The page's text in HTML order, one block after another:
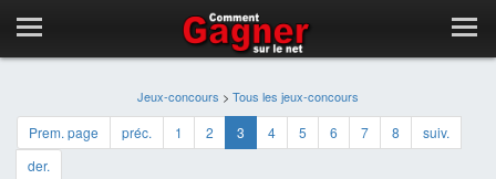
Jeux-concours > Tous les jeux-concours
Prem. page préc. 1 2 3 4 5 6 7 8
suiv.
der.